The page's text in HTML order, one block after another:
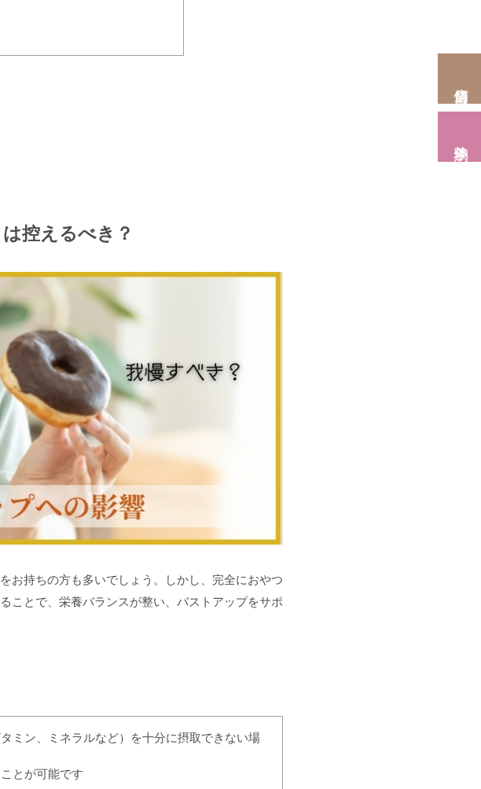
控えるべき？
お持ちの方も多いでしょう。しかし、完全におやつ
ことで、栄養バランスが整い、バストアップをサポ
ミン、ミネラルなど）を十分に摂取できない場
とが可能です